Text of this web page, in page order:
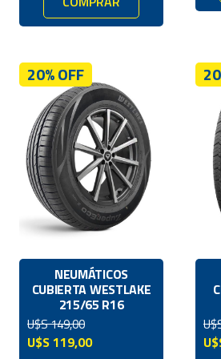
NEUMÁTICOS
CUBIERTA WESTLAKE
215/65 R16
U$S149,00
El
U$S119,00
20% OFF
El
El